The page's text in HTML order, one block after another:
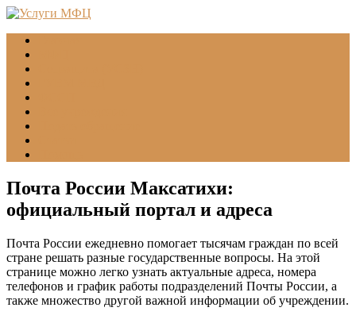
Почта России Максатихи:
официальный портал и адреса
Почта России ежедневно помогает тысячам граждан по всей
стране решать разные государственные вопросы. На этой
странице можно легко узнать актуальные адреса, номера
телефонов и график работы подразделений Почты России, а
также множество другой важной информации об учреждении.